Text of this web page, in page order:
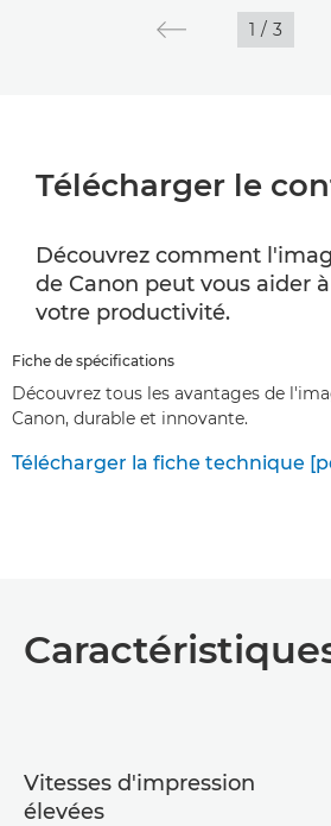
1 / 3
Télécharger le
Découvrez comment
de Canon peut vous aider
votre productivité.
Fiche de spécifications
Découvrez tous les avantages de
Canon, durable et innovante.
Télécharger la fiche technique
Vitesses d'impression
élevées